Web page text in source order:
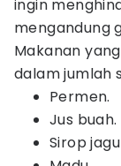
ingin
mengandung
Makanan
dalam jumlah
Permen.
Jus buah.
Sirop